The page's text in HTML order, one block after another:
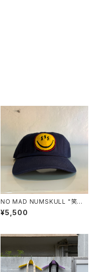
NO MAD NUMSKULL "笑温
泉 COTTON CAP"(NAVY)
¥5,500